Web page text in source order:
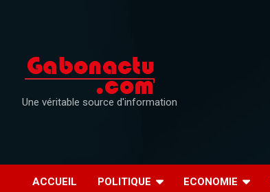
Une véritable source d'information
ACCUEIL POLITIQUE ECONOMIE